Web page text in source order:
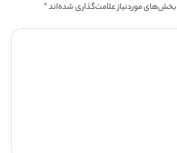
بخش‌های موردنیاز علامت‌گذاری شده‌اند*